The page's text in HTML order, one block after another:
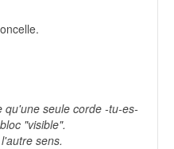
seule corde -tu-es-
"visible".
sens.